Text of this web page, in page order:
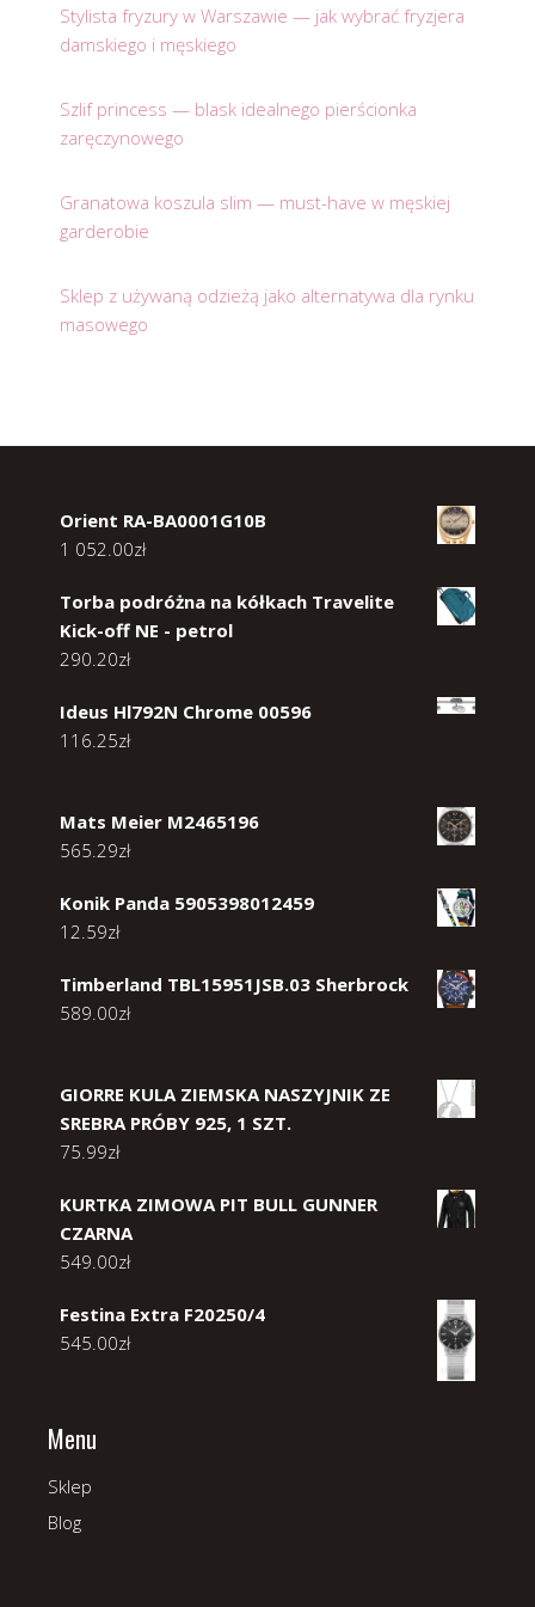
Stylista fryzury w Warszawie — jak wybrać fryzjera
damskiego i męskiego
Szlif princess — blask idealnego pierścionka
zaręczynowego
Granatowa koszula slim — must-have w męskiej
garderobie
Sklep z używaną odzieżą jako alternatywa dla rynku
masowego
Orient RA-BA0001G10B
1 052.00zł
Torba podróżna na kółkach Travelite
Kick-off NE - petrol
290.20zł
Ideus Hl792N Chrome 00596
116.25zł
Mats Meier M2465196
565.29zł
Konik Panda 5905398012459
12.59zł
Timberland TBL15951JSB.03 Sherbrock
589.00zł
GIORRE KULA ZIEMSKA NASZYJNIK ZE
SREBRA PRÓBY 925, 1 SZT.
75.99zł
KURTKA ZIMOWA PIT BULL GUNNER
CZARNA
549.00zł
Festina Extra F20250/4
545.00zł
Menu
Sklep
Blog